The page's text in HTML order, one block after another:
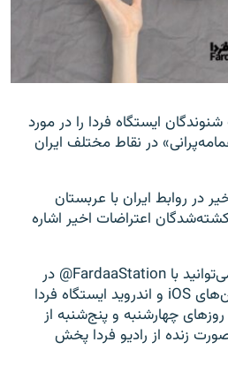
ایستگاه فردا را در مورد
در نقاط مختلف ایران
در روابط ایران با عربستان
اعتراضات اخیر اشاره
برای تماس با ما در تلگرام می‌توانید با FardaaStation@ در
ارتباط باشید و یا از اپلیکیشن‌های iOS و اندروید ایستگاه فردا
روزهای چهارشنبه و پنج‌شنبه از
به صورت زنده از رادیو فردا پخش